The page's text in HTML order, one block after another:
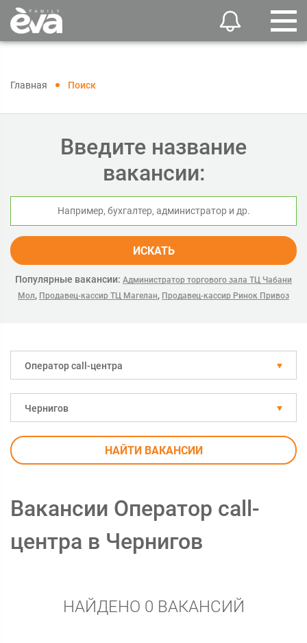
Главная Поиск
Введите название
вакансии:
ИСКАТЬ
Популярные вакансии: Администратор торгового зала ТЦ Чабани
Мол, Продавец-кассир ТЦ Магелан, Продавец-кассир Ринок Привоз
Оператор call-центра
Чернигов
НАЙТИ ВАКАНСИИ
Вакансии Оператор call-
центра в Чернигов
НАЙДЕНО 0 ВАКАНСИЙ